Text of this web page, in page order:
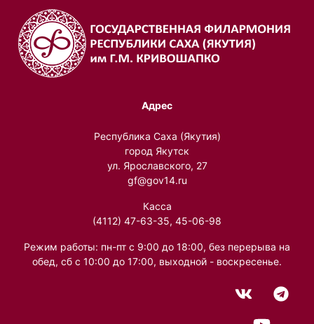
Адрес
Республика Саха (Якутия)
город Якутск
ул. Ярославского, 27
gf@gov14.ru
Касса
(4112) 47-63-35, 45-06-98
Режим работы: пн-пт с 9:00 до 18:00, без перерыва на
обед, сб с 10:00 до 17:00, выходной - воскресенье.